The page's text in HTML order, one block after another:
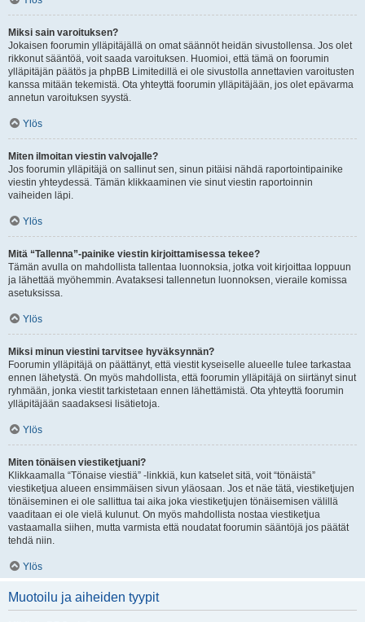
Miksi sain varoituksen?
Jokaisen foorumin ylläpitäjällä on omat säännöt heidän sivustollensa. Jos olet
rikkonut sääntöä, voit saada varoituksen. Huomioi, että tämä on foorumin
ylläpitäjän päätös ja phpBB Limitedillä ei ole sivustolla annettavien varoitusten
kanssa mitään tekemistä. Ota yhteyttä foorumin ylläpitäjään, jos olet epävarma
annetun varoituksen syystä.
Ylös
Miten ilmoitan viestin valvojalle?
Jos foorumin ylläpitäjä on sallinut sen, sinun pitäisi nähdä raportointipainike
viestin yhteydessä. Tämän klikkaaminen vie sinut viestin raportoinnin
vaiheiden läpi.
Ylös
Mitä “Tallenna”-painike viestin kirjoittamisessa tekee?
Tämän avulla on mahdollista tallentaa luonnoksia, jotka voit kirjoittaa loppuun
ja lähettää myöhemmin. Avataksesi tallennetun luonnoksen, vieraile komissa
asetuksissa.
Ylös
Miksi minun viestini tarvitsee hyväksynnän?
Foorumin ylläpitäjä on päättänyt, että viestit kyseiselle alueelle tulee tarkastaa
ennen lähetystä. On myös mahdollista, että foorumin ylläpitäjä on siirtänyt sinut
ryhmään, jonka viestit tarkistetaan ennen lähettämistä. Ota yhteyttä foorumin
ylläpitäjään saadaksesi lisätietoja.
Ylös
Miten tönäisen viestiketjuani?
Klikkaamalla “Tönaise viestiä” -linkkiä, kun katselet sitä, voit “tönäistä”
viestiketjua alueen ensimmäisen sivun yläosaan. Jos et näe tätä, viestiketjujen
tönäiseminen ei ole sallittua tai aika joka viestiketjujen tönäisemisen välillä
vaaditaan ei ole vielä kulunut. On myös mahdollista nostaa viestiketjua
vastaamalla siihen, mutta varmista että noudatat foorumin sääntöjä jos päätät
tehdä niin.
Ylös
Muotoilu ja aiheiden tyypit